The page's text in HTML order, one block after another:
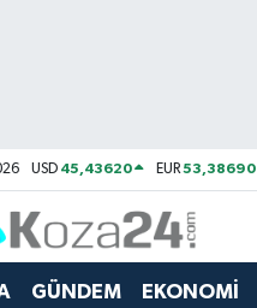
USD 45,43620 EUR53,38690
GÜNDEM EKONOMİ
Haritası